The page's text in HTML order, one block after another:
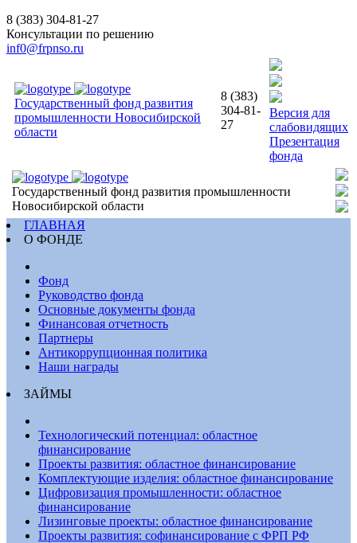
8 (383) 304-81-27
Консультации по решению
inf0@frpnso.ru
Государственный фонд развития
промышленности Новосибирской
области
8 (383)
304-81-
27
Версия для
слабовидящих
Презентация
фонда
Государственный фонд развития промышленности
Новосибирской области
ГЛАВНАЯ
О ФОНДЕ
Фонд
Руководство фонда
Основные документы фонда
Финансовая отчетность
Партнеры
Антикоррупционная политика
Наши награды
ЗАЙМЫ
Технологический потенциал: областное
финансирование
Проекты развития: областное финансирование
Комплектующие изделия: областное финансирование
Цифровизация промышленности: областное
финансирование
Лизинговые проекты: областное финансирование
Проекты развития: софинансирование с ФРП РФ